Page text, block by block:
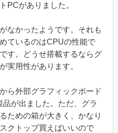
PCがありました。
なかったようです。それも
ているのはCPUの性能で
す。どうせ搭載するならグ
実用性があります。
ら外部グラフィックボード
が出ました。ただ、グラ
ための箱が大きく、かなり
クトップ買えばいいので